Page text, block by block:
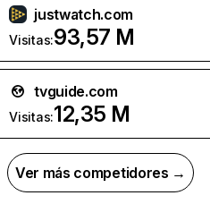
justwatch.com
Visitas:93,57 M
tvguide.com
Visitas:12,35 M
Ver más competidores →